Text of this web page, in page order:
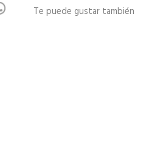
Te puede gustar también